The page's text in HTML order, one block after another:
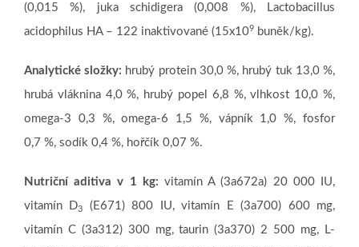
(0,015 %), juka schidigera (0,008 %), Lactobacillus
acidophilus HA – 122 inaktivované (15x109 buněk/kg).
Analytické složky: hrubý protein 30,0 %, hrubý tuk 13,0 %,
hrubá vláknina 4,0 %, hrubý popel 6,8 %, vlhkost 10,0 %,
omega-3 0,3 %, omega-6 1,5 %, vápník 1,0 %, fosfor
0,7 %, sodík 0,4 %, hořčík 0,07 %.
Nutriční aditiva v 1 kg: vitamín A (3a672a) 20 000 IU,
vitamín D3
(E671) 800 IU, vitamín E (3a700) 600 mg,
vitamín C (3a312) 300 mg, taurin (3a370) 2 500 mg, L-